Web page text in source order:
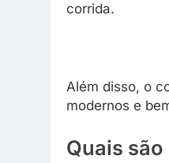
corrida.
Além disso, o
modernos e
Quais